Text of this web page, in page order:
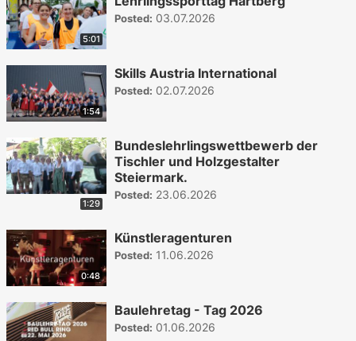
5:01
Posted: 03.07.2026
1:54
Skills Austria International
Posted: 02.07.2026
1:29
Bundeslehrlingswettbewerb der
Tischler und Holzgestalter
Steiermark.
Posted: 23.06.2026
0:48
Künstleragenturen
Posted: 11.06.2026
Baulehretag - Tag 2026
Posted: 01.06.2026